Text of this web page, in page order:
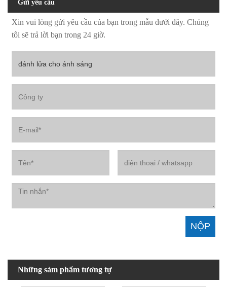
Gửi yêu cầu
Xin vui lòng gửi yêu cầu của bạn trong mẫu dưới đây. Chúng
tôi sẽ trả lời bạn trong 24 giờ.
Những sảm phẩm tương tự